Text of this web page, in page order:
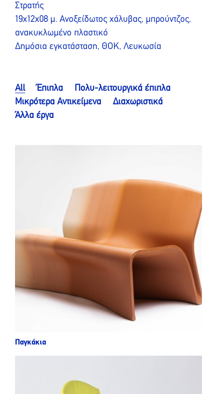
Στρατής
19x12x08 μ. Ανοξείδωτος χάλυβας, μπρούντζος,
ανακυκλωμένο πλαστικό
Δημόσια εγκατάσταση, ΘΟΚ, Λευκωσία
All Έπιπλα
Πολυ-λειτουργικά έπιπλα
Μικρότερα Αντικείμενα
Διαχωριστικά
Άλλα έργα
Παγκάκια